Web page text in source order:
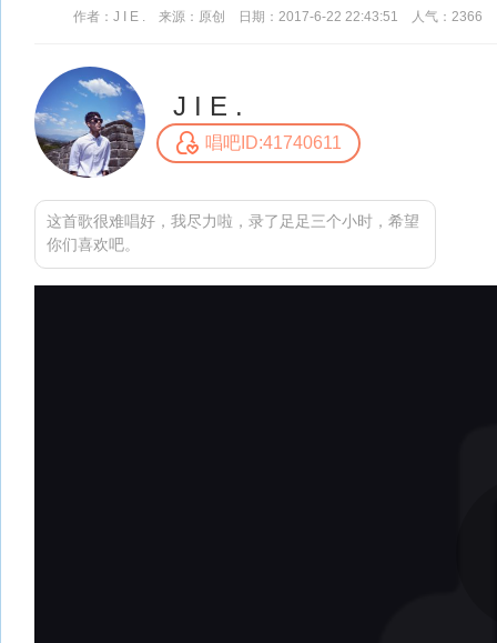
作者：J I E . 来源：原创 日期：2017-6-22 22:43:51 人气： 2366
J I E .
唱吧ID:41740611
这首歌很难唱好，我尽力啦，录了足足三个小时，希望
你们喜欢吧。